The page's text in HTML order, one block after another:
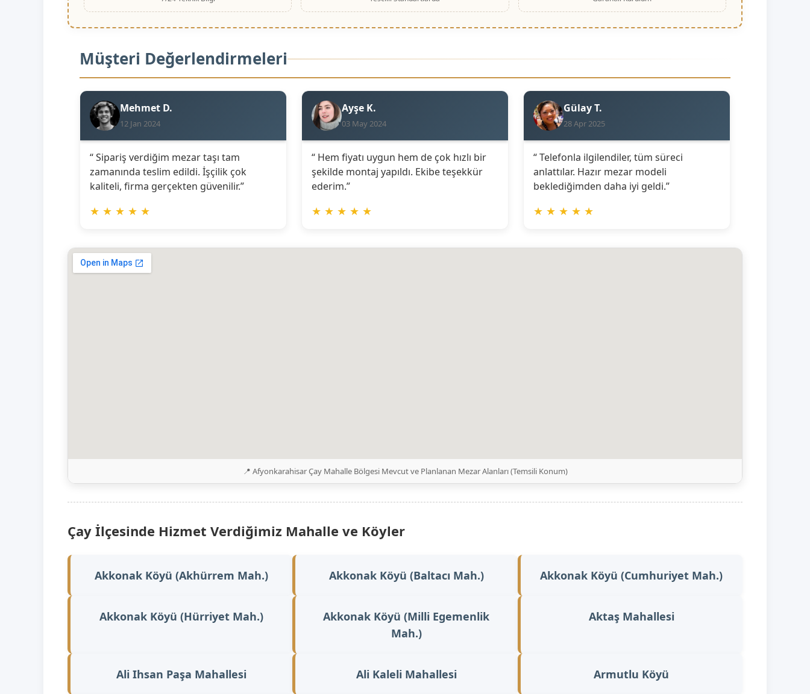
Müşteri Değerlendirmeleri
Mehmet D.
12 Jan 2024
“ Sipariş verdiğim mezar taşı tam
zamanında teslim edildi. İşçilik çok
kaliteli, firma gerçekten güvenilir.”
★ ★ ★ ★ ★
Ayşe K.
03 May 2024
“ Hem fiyatı uygun hem de çok hızlı bir
şekilde montaj yapıldı. Ekibe teşekkür
ederim.”
★ ★ ★ ★ ★
Gülay T.
28 Apr 2025
“ Telefonla ilgilendiler, tüm süreci
anlattılar. Hazır mezar modeli
beklediğimden daha iyi geldi.”
★ ★ ★ ★ ★
📍 Afyonkarahisar Çay Mahalle Bölgesi Mevcut ve Planlanan Mezar Alanları (Temsili Konum)
Çay İlçesinde Hizmet Verdiğimiz Mahalle ve Köyler
Akkonak Köyü (Akhürrem Mah.) Akkonak Köyü (Baltacı Mah.) Akkonak Köyü (Cumhuriyet Mah.)
Akkonak Köyü (Hürriyet Mah.)
Akkonak Köyü (Milli Egemenlik
Mah.)
Aktaş Mahallesi
Ali Ihsan Paşa Mahallesi Ali Kaleli Mahallesi Armutlu Köyü